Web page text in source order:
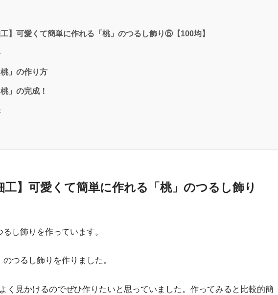
工】可愛くて簡単に作れる「桃」のつるし飾り⑤【100均】
」の作り方
」の完成！
工】可愛くて簡単に作れる「桃」のつるし飾り
し飾りを作っています。
のつるし飾りを作りました。
く見かけるのでぜひ作りたいと思っていました。作ってみると比較的簡